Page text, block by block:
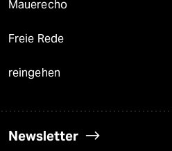
Mauerecho
Freie Rede
reingehen
Newsletter